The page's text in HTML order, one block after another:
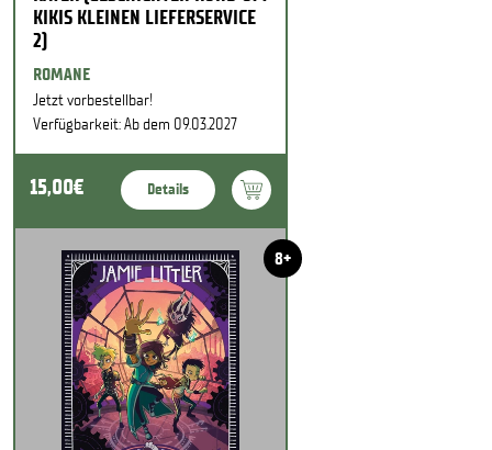
KIKIS KLEINEN LIEFERSERVICE
2)
ROMANE
Jetzt vorbestellbar!
Verfügbarkeit: Ab dem 09.03.2027
15,00€ Details
8+